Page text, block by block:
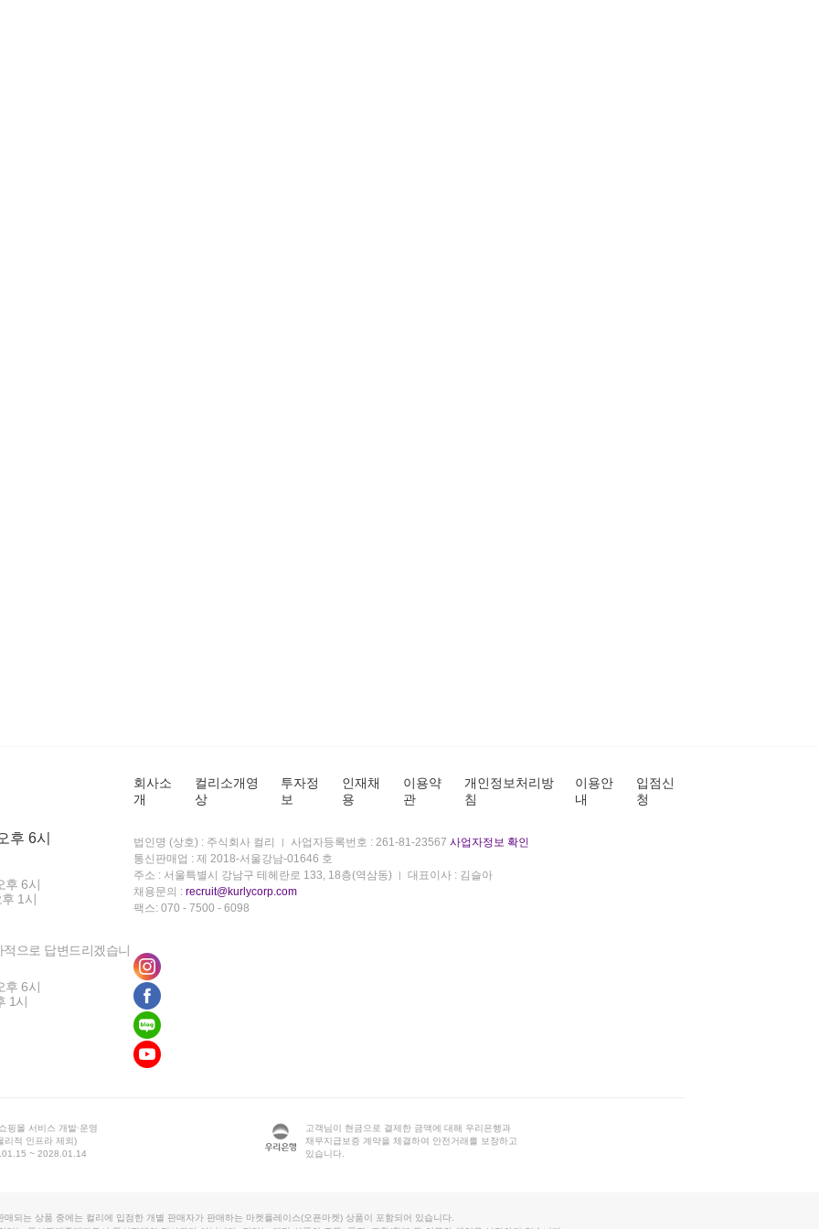
후 6시
후 6시
1시
으로 답변드리겠습니
후 6시
1시
회사소
개
컬리소개영
상
투자정
보
인재채
용
이용약
관
개인정보처리방
침
이용안
내
입점신
청
법인명 (상호) : 주식회사 컬리 사업자등록번호 : 261-81-23567 사업자정보 확인
통신판매업 : 제 2018-서울강남-01646 호
주소 : 서울특별시 강남구 테헤란로 133, 18층(역삼동)
대표이사 : 김슬아
채용문의 : recruit@kurlycorp.com
팩스: 070 - 7500 - 6098
핑몰 서비스 개발·운영
리적 인프라 제외)
~ 2028.01.14
고객님이 현금으로 결제한 금액에 대해 우리은행과
채무지급보증 계약을 체결하여 안전거래를 보장하고
있습니다.
매되는 상품 중에는 컬리에 입점한 개별 판매자가 판매하는 마켓플레이스(오픈마켓) 상품이 포함되어 있습니다.